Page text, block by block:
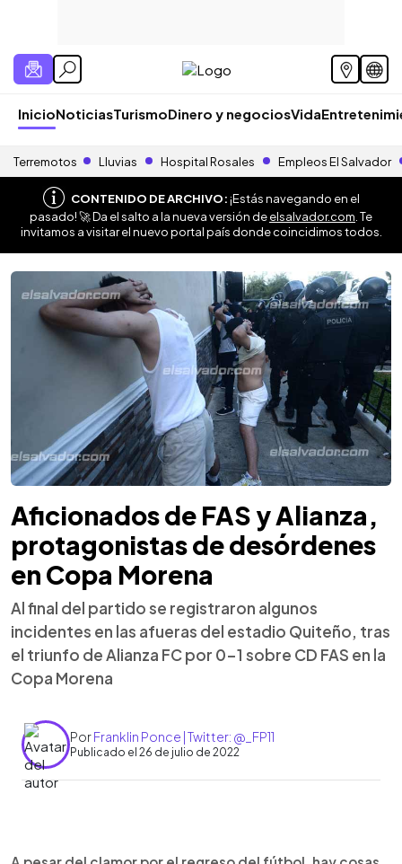
InicioNoticiasTurismoDinero y negociosVida
Terremotos Lluvias Hospital Rosales Empleos El Salvador
CONTENIDO DE ARCHIVO:¡Estás navegando en el
pasado! 🚀 Da el salto a la nueva versión deelsalvador.com . Te
invitamos a visitar el nuevo portal país donde coincidimos todos.
Aficionados de FAS y Alianza,
protagonistas de desórdenes
en Copa Morena
Al final del partido se registraron algunos
incidentes en las afueras del estadio Quiteño, tras
el triunfo de Alianza FC por 0-1 sobre CD FAS en la
Copa Morena
PorFranklin Ponce | Twitter: @_FP11
Publicado el 26 de julio de 2022
Escuchar artículo